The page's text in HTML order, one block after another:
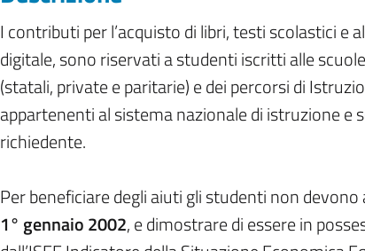
I contributi per l’acquisto di libri, testi scolastici
digitale, sono riservati a studenti iscritti alle
(statali, private e paritarie) e dei percorsi di
appartenenti al sistema nazionale di istruzione e
richiedente.
Per beneficiare degli aiuti gli studenti non
1° gennaio 2002, e dimostrare di essere in